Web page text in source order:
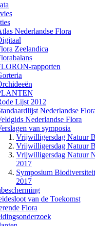
Nederlandse Flora
Zeelandica
rapporten
Lijst 2012
Nederlandse
Nederlandse Flora
van symposia
Vrijwilligersdag Natuur
Vrijwilligersdag Natuur
Vrijwilligersdag Natuur
2017
Symposium
2017
van de Toekomst
Flora